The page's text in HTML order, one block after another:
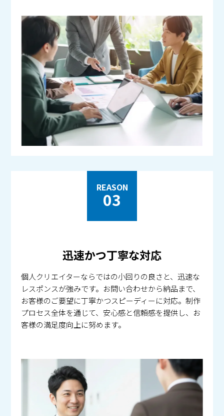
REASON
03
迅速かつ丁寧な対応
個人クリエイターならではの小回りの良さと、迅速な
レスポンスが強みです。お問い合わせから納品まで、
お客様のご要望に丁寧かつスピーディーに対応。制作
プロセス全体を通じて、安心感と信頼感を提供し、お
客様の満足度向上に努めます。